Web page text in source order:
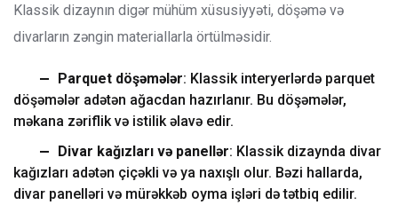
Klassik dizaynın digər mühüm xüsusiyyəti, döşəmə və
divarların zəngin materiallarla örtülməsidir.
Parquet döşəmələr: Klassik interyerlərdə parquet
döşəmələr adətən ağacdan hazırlanır. Bu döşəmələr,
məkana zəriflik və istilik əlavə edir.
Divar kağızları və panellər: Klassik dizaynda divar
kağızları adətən çiçəkli və ya naxışlı olur. Bəzi hallarda,
divar panelləri və mürəkkəb oyma işləri də tətbiq edilir.